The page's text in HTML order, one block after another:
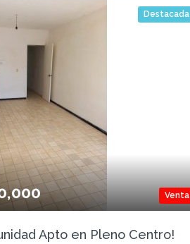
Destacada
Venta
Apto en Pleno Centro!